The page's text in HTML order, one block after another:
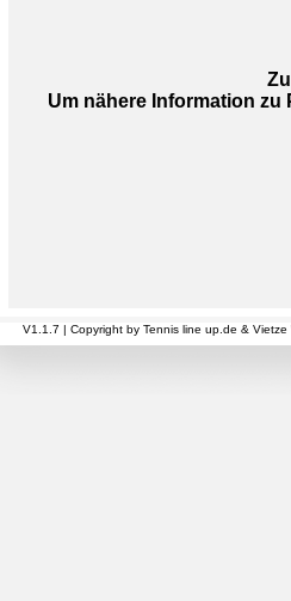
Um nähere Information
V1.1.7 | Copyright by Tennis line up.de &